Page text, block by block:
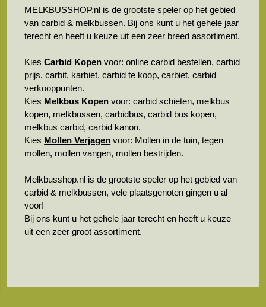
MELKBUSSHOP.nl is de grootste speler op het gebied
van carbid & melkbussen. Bij ons kunt u het gehele jaar
terecht en heeft u keuze uit een zeer breed assortiment.
KiesCarbid Kopen voor: online carbid bestellen, carbid
prijs, carbit, karbiet, carbid te koop, carbiet, carbid
verkooppunten.
Kies Melkbus Kopen voor: carbid schieten, melkbus
kopen, melkbussen, carbidbus, carbid bus kopen,
melkbus carbid, carbid kanon.
Kies Mollen Verjagen voor: Mollen in de tuin, tegen
mollen, mollen vangen, mollen bestrijden.
Melkbusshop.nl is de grootste speler op het gebied van
carbid & melkbussen, vele plaatsgenoten gingen u al
voor!
Bij ons kunt u het gehele jaar terecht en heeft u keuze
uit een zeer groot assortiment.